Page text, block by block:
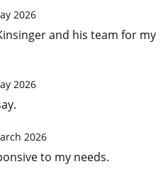
2026
and his team for my
2026
2026
to my needs.